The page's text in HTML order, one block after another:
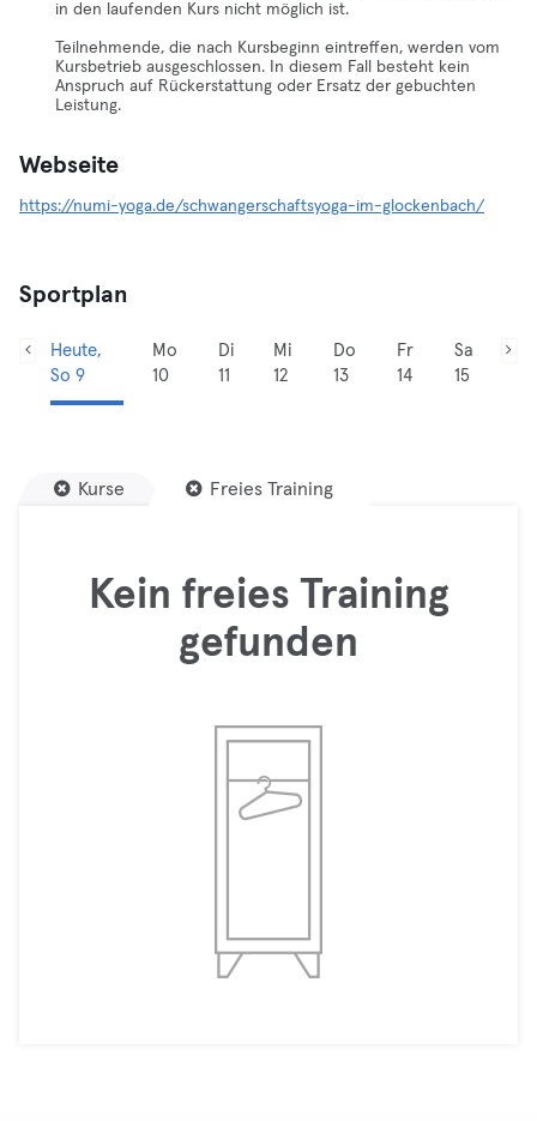
in den laufenden Kurs nicht möglich ist.
Teilnehmende, die nach Kursbeginn eintreffen, werden vom
Kursbetrieb ausgeschlossen. In diesem Fall besteht kein
Anspruch auf Rückerstattung oder Ersatz der gebuchten
Leistung.
Webseite
https://numi-yoga.de/schwangerschaftsyoga-im-glockenbach/
Sportplan
Heute,
So 9
Mo
10
Di
11
Mi
12
Do
13
Fr
14
Sa
15
Kurse Freies Training
Kein freies Training
gefunden